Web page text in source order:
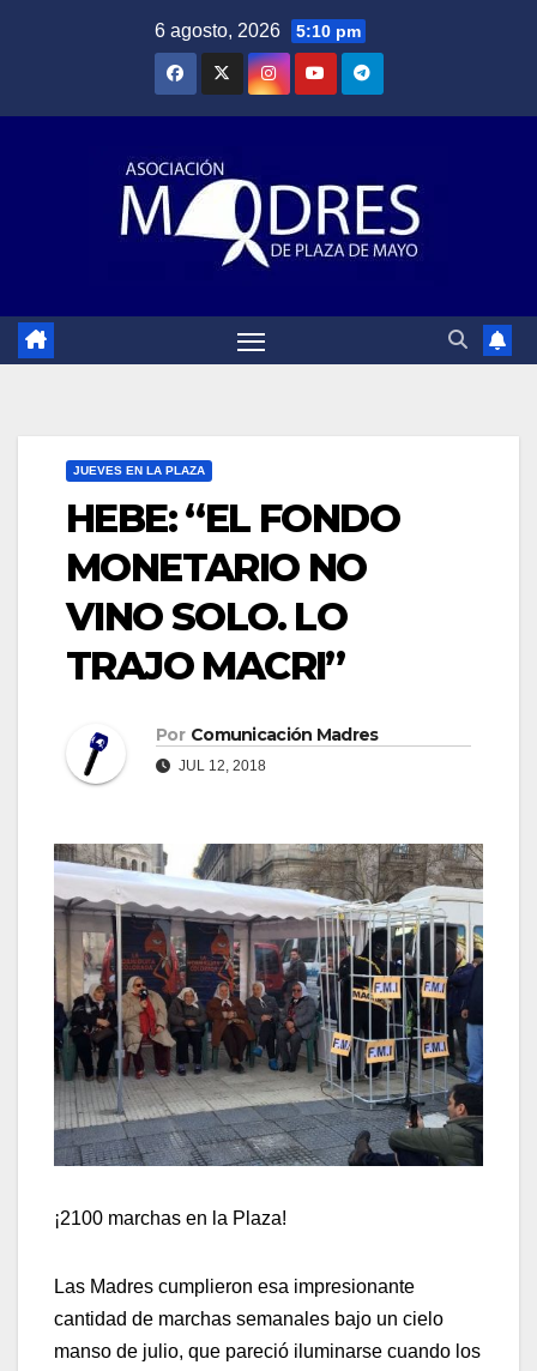
6 agosto, 2026 5:10 pm
JUEVES EN LA PLAZA
HEBE: “EL FONDO
MONETARIO NO
VINO SOLO. LO
TRAJO MACRI”
Por Comunicación Madres
JUL 12, 2018
¡2100 marchas en la Plaza!
Las Madres cumplieron esa impresionante
cantidad de marchas semanales bajo un cielo
manso de julio, que pareció iluminarse cuando los